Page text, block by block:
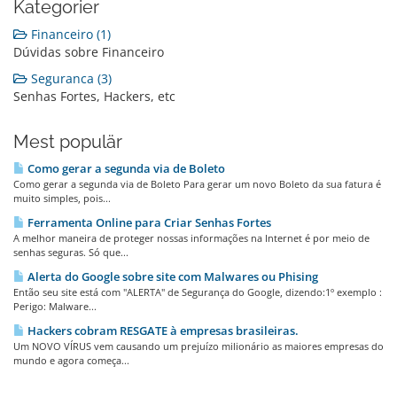
Kategorier
Financeiro (1)
Dúvidas sobre Financeiro
Seguranca (3)
Senhas Fortes, Hackers, etc
Mest populär
Como gerar a segunda via de Boleto
Como gerar a segunda via de Boleto Para gerar um novo Boleto da sua fatura é
muito simples, pois...
Ferramenta Online para Criar Senhas Fortes
A melhor maneira de proteger nossas informações na Internet é por meio de
senhas seguras. Só que...
Alerta do Google sobre site com Malwares ou Phising
Então seu site está com "ALERTA" de Segurança do Google, dizendo:1º exemplo :
Perigo: Malware...
Hackers cobram RESGATE à empresas brasileiras.
Um NOVO VÍRUS vem causando um prejuízo milionário as maiores empresas do
mundo e agora começa...